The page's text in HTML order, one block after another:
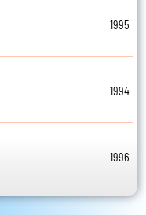
1995
1994
1996